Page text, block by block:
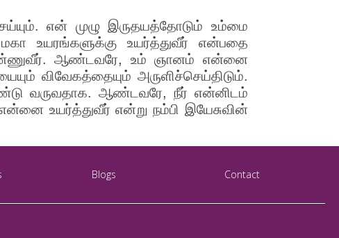
என் முழு இருதயத்தோடும் உம்மை
உயரங்களுக்கு உயர்த்துவீர் என்பதை
ஆண்டவரே, உம் ஞானம் என்னை
விவேகத்தையும் அருளிச்செய்திடும்.
வருவதாக. ஆண்டவரே, நீர் என்னிடம்
உயர்த்துவீர் என்று நம்பி இயேசுவின்
Blogs Contact